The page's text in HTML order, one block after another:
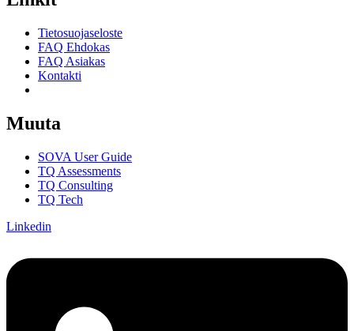
Tietosuojaseloste
FAQ Ehdokas
FAQ Asiakas
Kontakti
Muuta
SOVA User Guide
TQ Assessments
TQ Consulting
TQ Tech
Linkedin